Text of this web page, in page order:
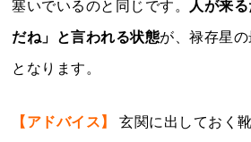
塞いでいるのと同じです。 人が来
だね」と言われる状態が、禄存星
となります。
【アドバイス】 玄関に出しておく